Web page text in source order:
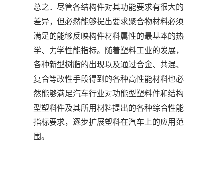
总之．尽管各结构件对其功能要求有很大的
差异，但必然能够提出要求聚合物材料必须
满足的能够反映构件材料属性的最基本的热
学、力学性能指标。随着塑料工业的发展，
各种新型树脂的出现以及通过合金、共混、
复合等改性手段得到的各种高性能材料也必
然能够满足汽车行业对功能型塑料件和结构
型塑料件及其所用材料提出的各种综合性能
指标要求，逐步扩展塑料在汽车上的应用范
围。